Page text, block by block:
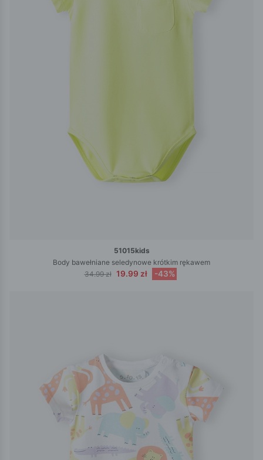
51015kids
Body bawełniane seledynowe krótkim rękawem
34.99 zł 19.99 zł -43%